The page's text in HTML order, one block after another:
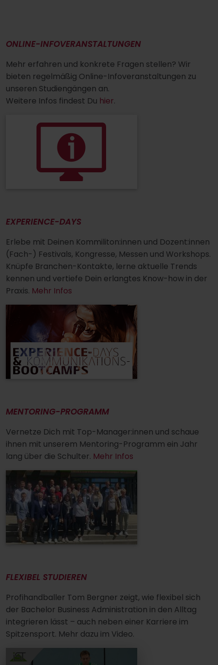
ONLINE-INFOVERANSTALTUNGEN
Mehr erfahren und konkrete Fragen stellen? Wir
bieten regelmäßig Online-Infoveranstaltungen zu
unseren Studiengängen an.
Weitere Infos findest Du hier.
EXPERIENCE-DAYS
Erlebe mit Deinen Kommiliton:innen und Dozent:innen
(Fach-) Festivals, Kongresse, Messen und Workshops.
Knüpfe Branchen-Kontakte, lerne aktuelle Trends
kennen und vertiefe Dein erlangtes Know-how in der
Praxis. Mehr Infos
MENTORING-PROGRAMM
Vernetze Dich mit Top-Manager:innen und schaue
ihnen mit unserem Mentoring-Programm ein Jahr
lang über die Schulter. Mehr Infos
FLEXIBEL STUDIEREN
Profihandballer Tom Bergner zeigt, wie flexibel sich
der Bachelor Business Administration in den Alltag
integrieren lässt – auch neben einer Karriere im
Spitzensport. Mehr dazu im Video.